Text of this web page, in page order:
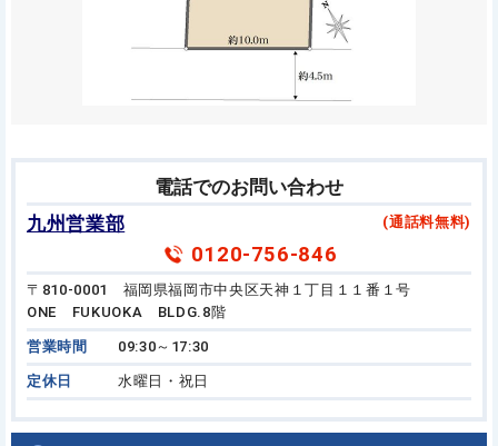
電話でのお問い合わせ
九州営業部
(通話料無料)
0120-756-846
〒810-0001 福岡県福岡市中央区天神１丁目１１番１号
ONE FUKUOKA BLDG.8階
営業時間 09:30～17:30
定休日 水曜日・祝日